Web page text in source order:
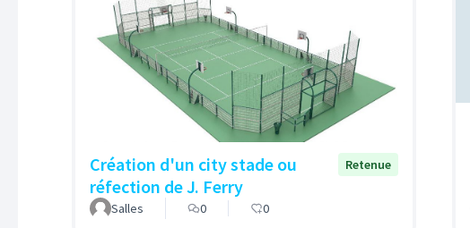
Création d'un city stade ou
réfection de J. Ferry
Retenue
Salles 0 0